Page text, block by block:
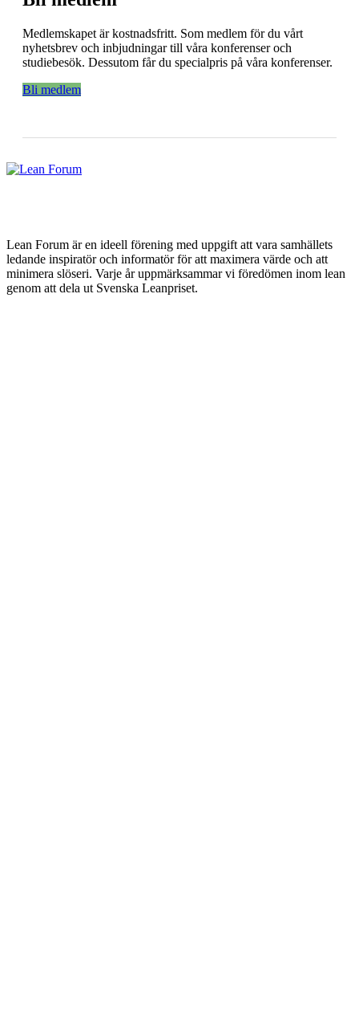
Medlemskapet är kostnadsfritt. Som medlem för du vårt
nyhetsbrev och inbjudningar till våra konferenser och
studiebesök. Dessutom får du specialpris på våra konferenser.
Bli medlem
Lean Forum är en ideell förening med uppgift att vara samhällets
ledande inspiratör och informatör för att maximera värde och att
minimera slöseri. Varje år uppmärksammar vi föredömen inom lean
genom att dela ut Svenska Leanpriset.